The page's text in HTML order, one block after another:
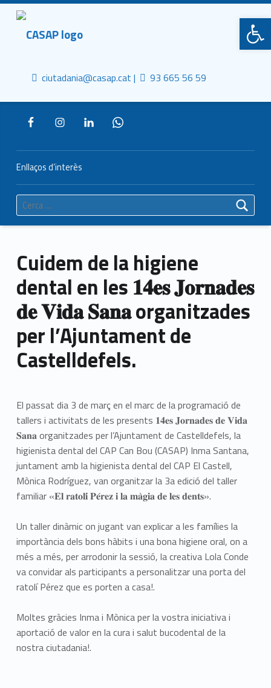
Obre la barra d'eines
ciutadania@casap.cat |
93 665 56 59
Header info sidebar
Enllaços d’interès
Cerca:
Cuidem de la higiene
dental en les 𝟏𝟒𝐞𝐬 𝐉𝐨𝐫𝐧𝐚𝐝𝐞𝐬
𝐝𝐞 𝐕𝐢𝐝𝐚 𝐒𝐚𝐧𝐚 organitzades
per l’Ajuntament de
Castelldefels.
El passat dia 3 de març en el marc de la programació de
tallers i activitats de les presents 𝟏𝟒𝐞𝐬 𝐉𝐨𝐫𝐧𝐚𝐝𝐞𝐬 𝐝𝐞 𝐕𝐢𝐝𝐚
𝐒𝐚𝐧𝐚 organitzades per l’Ajuntament de Castelldefels, la
higienista dental del CAP Can Bou (CASAP) Inma Santana,
juntament amb la higienista dental del CAP El Castell,
Mònica Rodríguez, van organitzar la 3a edició del taller
familiar «𝐄𝐥 𝐫𝐚𝐭𝐨𝐥𝐢́ 𝐏𝐞́𝐫𝐞𝐳 𝐢 𝐥𝐚 𝐦𝐚̀𝐠𝐢𝐚 𝐝𝐞 𝐥𝐞𝐬 𝐝𝐞𝐧𝐭𝐬».
Un taller dinàmic on jugant van explicar a les famílies la
importància dels bons hàbits i una bona higiene oral, on a
més a més, per arrodonir la sessió, la creativa Lola Conde
va convidar als participants a personalitzar una porta del
ratolí Pérez que es porten a casa!.
Moltes gràcies Inma i Mònica per la vostra iniciativa i
aportació de valor en la cura i salut bucodental de la
nostra ciutadania!.